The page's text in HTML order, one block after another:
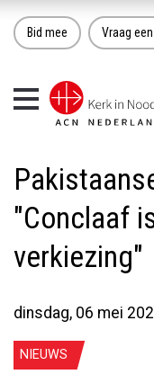
Bid mee Vraag
Toggle
navigation
"Conclaaf
verkiezing"
dinsdag, 06 mei
NIEUWS